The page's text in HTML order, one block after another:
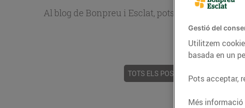
Al blog de Bonpreu i Esclat, pots trobar
TOTS ELS POSTS ACTUALITAT
Gestió del
Utilitzem
basada en un
Pots acceptar,
Més informació